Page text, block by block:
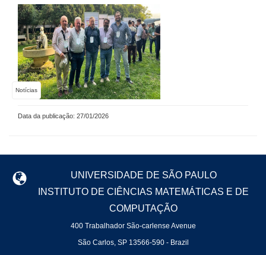
Notícias
Data da publicação: 27/01/2026
UNIVERSIDADE DE SÃO PAULO
INSTITUTO DE CIÊNCIAS MATEMÁTICAS E DE
COMPUTAÇÃO
400 Trabalhador São-carlense Avenue
São Carlos, SP 13566-590 - Brazil